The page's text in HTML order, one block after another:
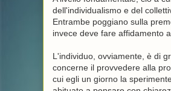
dell'individualismo e del
Entrambe poggiano sulla
invece deve fare affidamento
L'individuo, ovviamente, è di
concerne il provvedere alla
cui egli un giorno la